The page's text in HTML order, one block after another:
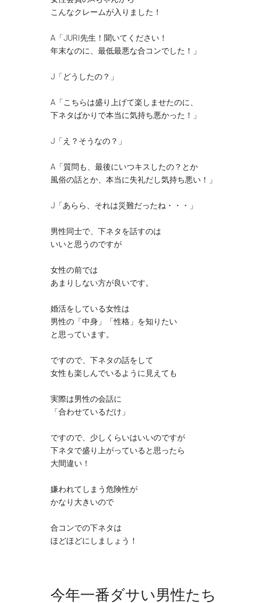
こんなクレームが入りました！
A「JURI先生！聞いてください！
年末なのに、最低最悪な合コンでした！」
J「どうしたの？」
A「こちらは盛り上げて楽しませたのに、
下ネタばかりで本当に気持ち悪かった！」
J「え？そうなの？」
A「質問も、最後にいつキスしたの？とか
風俗の話とか、本当に失礼だし気持ち悪い！」
J「あらら、それは災難だったね・・・」
男性同士で、下ネタを話すのは
いいと思うのですが
女性の前では
あまりしない方が良いです。
婚活をしている女性は
男性の「中身」「性格」を知りたい
と思っています。
ですので、下ネタの話をして
女性も楽しんでいるように見えても
実際は男性の会話に
「合わせているだけ」
ですので、少しくらいはいいのですが
下ネタで盛り上がっていると思ったら
大間違い！
嫌われてしまう危険性が
かなり大きいので
合コンでの下ネタは
ほどほどにしましょう！
今年一番ダサい男性たち